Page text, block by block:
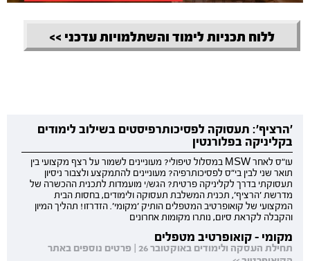
ללוח תכניות לימוד והשתלמויות עדכני >>
'הרציף': תעסוקה לפסיכותרפיסטים בשילוב לימודים
בקליניקה בפלורנטין
עו"ס לאחר MSW במסלול טיפולי? מעוניינים לשמור על רצף מקצועי בין
תואר שני לבין בי"ס לפסיכותרפיה? מעוניינים להתמקצע ולצבור ניסיון
תעסוקתי בדרך לקליניקה פרטית? הגש/י מועמדות לתכנית ההכשרה של
מדרשת 'הרציף', תכנית המשלבת תעסוקה ולימודים, בחסות הבית
המקצועי של קואופרטיב המטפלים הותיק 'מקומי'. הזדרזו! תהליך המיון
והקבלה לקראת סיום, נותרו מקומות אחרונים
מקומי - קואופרטיב מטפלים
תחילת העסקה ולימודים באוקטובר 26 | פרטים נוספים באתר